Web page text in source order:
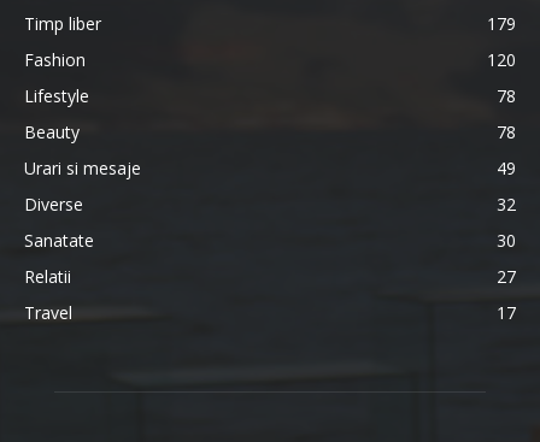
Timp liber
179
Fashion
120
Lifestyle
78
Beauty
78
Urari si mesaje
49
Diverse
32
Sanatate
30
Relatii
27
Travel
17